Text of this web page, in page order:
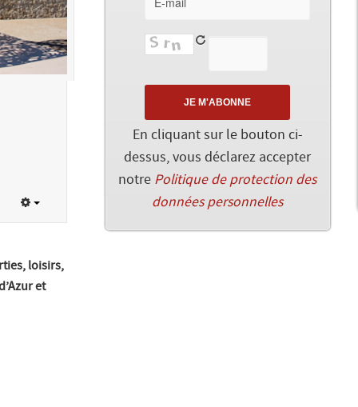
loisirs,
et
En cliquant sur le bouton ci-
dessus, vous déclarez accepter
notre Politique de protection des
données personnelles